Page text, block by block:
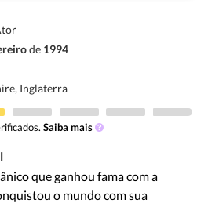
de 1994
Inglaterra
Saiba mais
que ganhou fama com a
o mundo com sua